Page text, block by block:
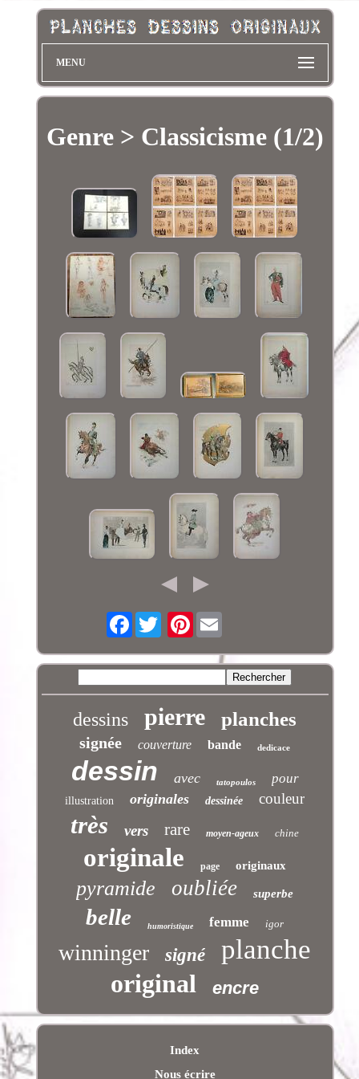
MENU
Genre > Classicisme (1/2)
Facebook Pinterest
dessins pierre planches
signée couverture bande dedicace
dessin avec tatopoulos pour
illustration originales dessinée couleur
très vers rare moyen-ageux chine
originale page originaux
pyramide oubliée superbe
belle humoristique femme igor
winninger signé planche
original encre
Index
Nous écrire